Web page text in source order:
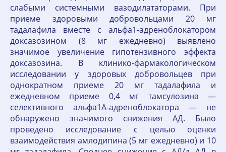
слабыми системными вазодилататорами. При
приеме здоровыми добровольцами 20 мг
тадалафила вместе с альфа1-адреноблокатором
доксазозином (8 мг ежедневно) выявлено
значимое увеличение гипотензивного эффекта
доксазозина. В клинико-фармакологическом
исследовании у здоровых добровольцев при
однократном приеме 20 мг тадалафила и
ежедневном приеме 0,4 мг тамсулозина —
селективного альфа1А-адреноблокатора — не
обнаружено значимого снижения АД. Было
проведено исследование с целью оценки
взаимодействия амлодипина (5 мг ежедневно) и 10